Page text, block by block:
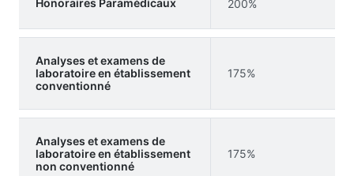
200%
Analyses et examens de
laboratoire en établissement
conventionné
175%
Analyses et examens de
laboratoire en établissement
non conventionné
175%